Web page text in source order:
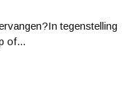
tegenstelling
of...